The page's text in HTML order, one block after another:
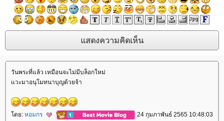
วันพระที่แล้ว เหมือนจะไม่มีบล็อกใหม่
วะมาอนุโมทนาบุญด้วยจ้า
ดย: หอมกร
24 กุมภาพันธ์ 2565 10:48:03